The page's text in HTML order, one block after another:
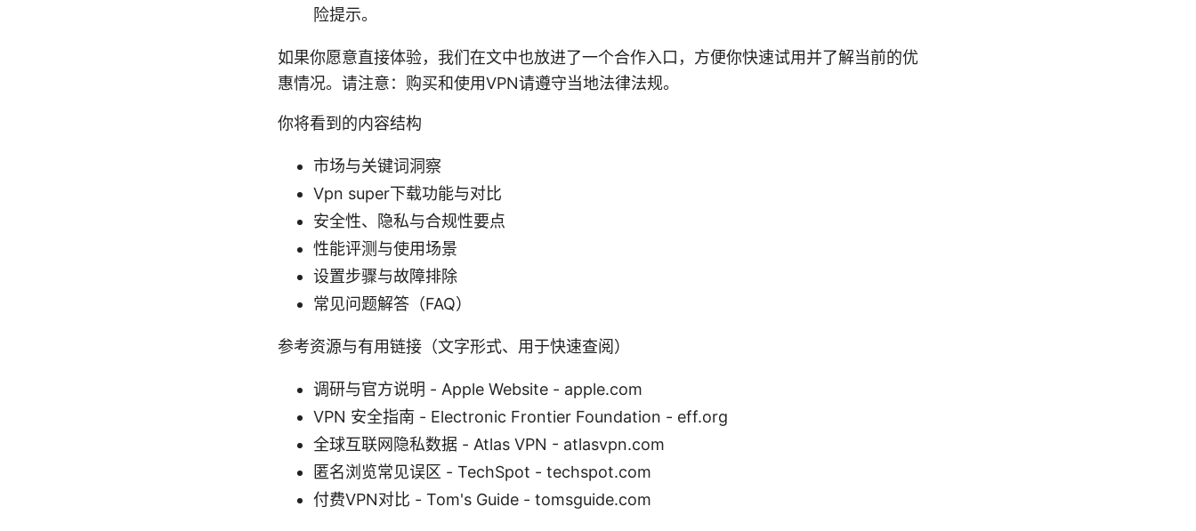
险提示。
如果你愿意直接体验，我们在文中也放进了一个合作入口，方便你快速试用并了解当前的优
惠情况。请注意：购买和使用VPN请遵守当地法律法规。
你将看到的内容结构
市场与关键词洞察
Vpn super下载功能与对比
安全性、隐私与合规性要点
性能评测与使用场景
设置步骤与故障排除
常见问题解答（FAQ）
参考资源与有用链接（文字形式、用于快速查阅）
调研与官方说明 - Apple Website - apple.com
VPN 安全指南 - Electronic Frontier Foundation - eff.org
全球互联网隐私数据 - Atlas VPN - atlasvpn.com
匿名浏览常见误区 - TechSpot - techspot.com
付费VPN对比 - Tom's Guide - tomsguide.com